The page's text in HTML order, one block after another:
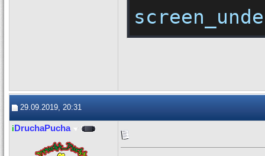
29.09.2019, 20:31
i DruchaPucha